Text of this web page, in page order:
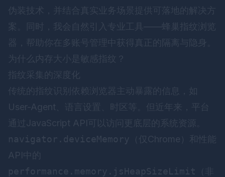
伪装技术，并结合真实业务场景提供可落地的解决方
案。同时，我会自然引入专业工具—— 蜂巢指纹浏览
器 ，帮助你在多账号管理中获得真正的隔离与隐身。
为什么内存大小是敏感指纹？
指纹采集的深度化
传统的指纹识别依赖浏览器主动暴露的信息，如
User-Agent、语言设置、时区等。但近年来，平台
通过JavaScript API可以访问更底层的系统资源。
navigator.deviceMemory （仅Chrome）和性能
API中的
performance.memory.jsHeapSizeLimit （非